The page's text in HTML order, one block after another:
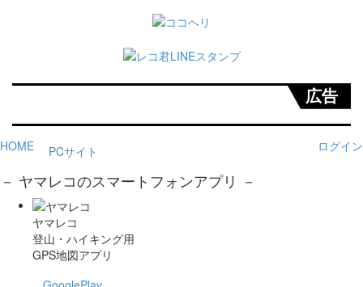
広告
HOME ログイン
PCサイト
－ ヤマレコのスマートフォンアプリ －
ヤマレコ
登山・ハイキング用
GPS地図アプリ